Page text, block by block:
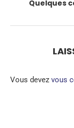
Quelques
Vous devez vous